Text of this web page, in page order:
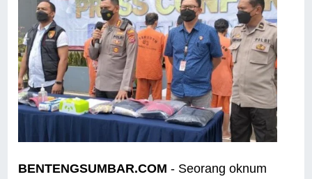
BENTENGSUMBAR.COM - Seorang oknum